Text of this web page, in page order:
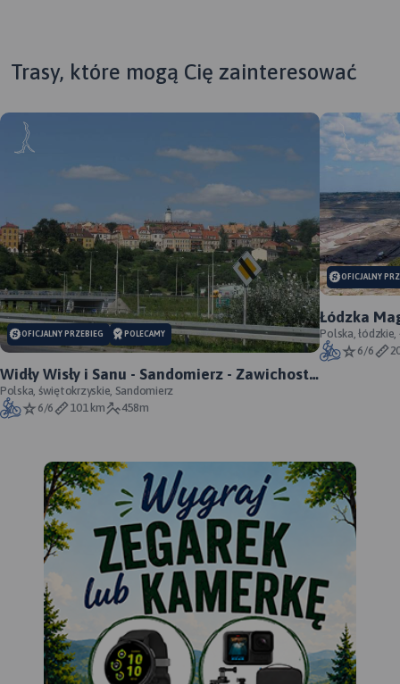
Trasy, które mogą Cię zainteresować
OFICJALNY PRZEBIEG POLECAMY
Widły Wisły i Sanu - Sandomierz - Zawichost -
Annopol - oficjalny przebieg
Polska, świętokrzyskie, Sandomierz
6/6
101 km 458m
OFICJALNY
Łódzka
Polska, łódzkie,
6/6